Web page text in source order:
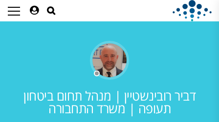
דביר רובינשטיין | מנהל תחום ביטחון
תעופה | משרד התחבורה